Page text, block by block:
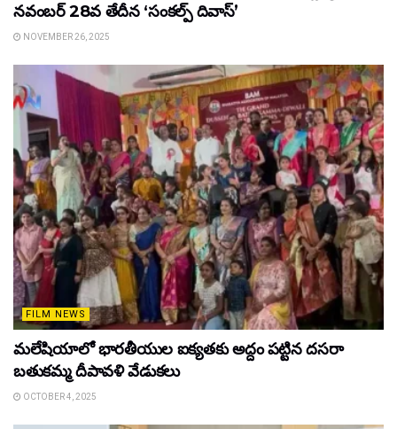
నవంబర్ 28వ తేదీన ‘సంకల్ప్ దివాస్’
NOVEMBER 26, 2025
FILM NEWS
మలేషియాలో భారతీయుల ఐక్యతకు అద్దం పట్టిన దసరా
బతుకమ్మ దీపావళి వేడుకలు
OCTOBER 4, 2025